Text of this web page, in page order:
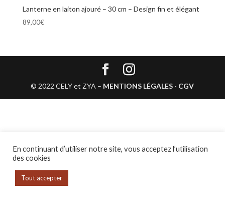
Lanterne en laiton ajouré – 30 cm – Design fin et élégant
89,00€
© 2022 CELY et ZYA – MENTIONS LÉGALES - CGV
En continuant d’utiliser notre site, vous acceptez l’utilisation
des cookies
Tout accepter